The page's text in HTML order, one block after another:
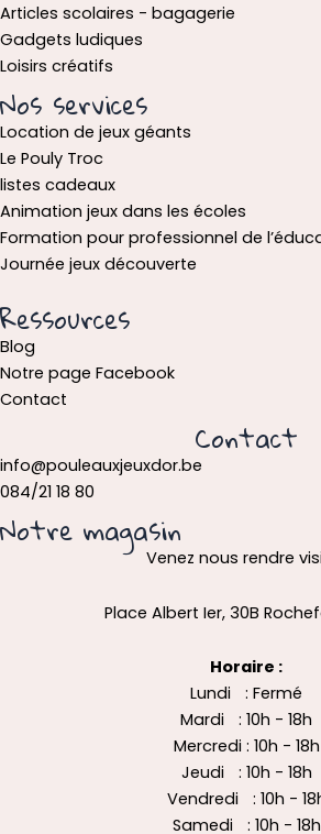
Articles scolaires - bagagerie
Gadgets ludiques
Loisirs créatifs
Nos services
Location de jeux géants
Le Pouly Troc
listes cadeaux
Animation jeux dans les écoles
Formation pour professionnel de
Journée jeux découverte
Ressources
Blog
Notre page Facebook
Contact
Contact
info@pouleauxjeuxdor.be
084/21 18 80
Notre magasin
Venez nous rendre
Place Albert Ier, 30B
Horaire :
Lundi : Fermé
Mardi : 10h - 18h
Mercredi : 10h - 18h
Jeudi : 10h - 18h
Vendredi : 10h -
Samedi : 10h - 18h